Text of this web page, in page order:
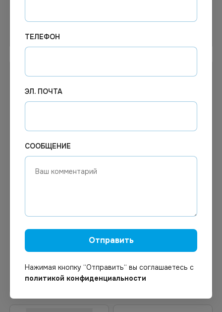
Узнать цену
1 047.61₽
гильзе, 100 шт. в упаковке,
упак
В корзину
"С днем рожд" 24шт/уп
ТЕЛЕФОН
ЭЛ. ПОЧТА
СООБЩЕНИЕ
Отправить
Нажимая кнопку “Отправить“ вы соглашаетесь с
политикой конфиденциальности